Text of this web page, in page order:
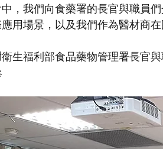
，我們向食藥署的長官與職員
用場景，以及我們作為醫材商
生福利部食品藥物管理署長官